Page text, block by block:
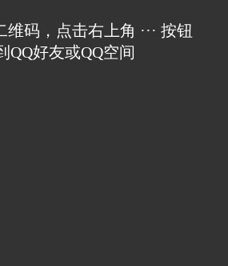
维码，点击右上角 ··· 按钮
QQ好友或QQ空间